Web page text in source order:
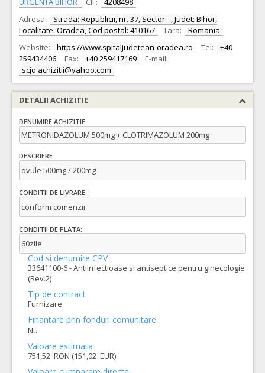
Adresa:
Strada: Republicii, nr. 37, Sector: -, Judet: Bihor,
Localitate: Oradea, Cod postal: 410167
Tara:
Romania
Website:
https://www.spitaljudetean-oradea.ro Tel:
+40
259434406
Fax: +40 259417169
E-mail:
scjo.achizitii@yahoo.com
DETALII ACHIZITIE
DENUMIRE ACHIZITIE
METRONIDAZOLUM 500mg + CLOTRIMAZOLUM 200mg
DESCRIERE
ovule 500mg / 200mg
CONDITII DE LIVRARE:
conform comenzii
CONDITII DE PLATA:
60zile
Cod si denumire CPV
33641100-6 - Antiinfectioase si antiseptice pentru ginecologie
(Rev.2)
Tip de contract
Furnizare
Finantare prin fonduri comunitare
Nu
Valoare estimata
751,52 RON (151,02 EUR)